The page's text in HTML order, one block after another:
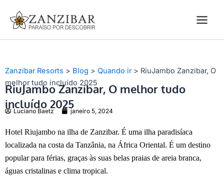
para
conteúdo
Zanzibar Resorts > Blog > Quando ir> RiuJambo Zanzibar, O
melhor tudo incluído 2025
RiuJambo Zanzibar, O melhor tudo
incluído 2025
Luciano Baetz janeiro 5, 2024
Hotel Riujambo na ilha de Zanzibar. É uma ilha paradisíaca
localizada na costa da Tanzânia, na África Oriental. É um destino
popular para férias, graças às suas belas praias de areia branca,
águas cristalinas e clima tropical.